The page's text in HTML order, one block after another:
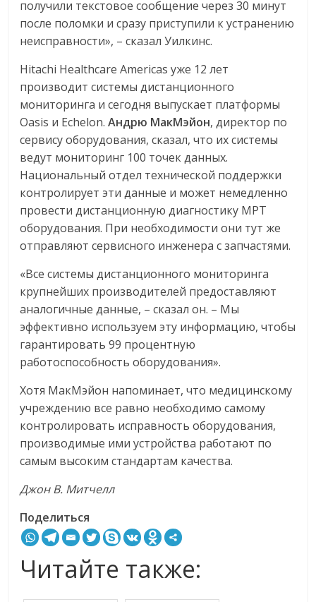
получили текстовое сообщение через 30 минут
после поломки и сразу приступили к устранению
неисправности», – сказал Уилкинс.
Hitachi Healthcare Americas уже 12 лет
производит системы дистанционного
мониторинга и сегодня выпускает платформы
Oasis и Echelon.Андрю МакМэйон, директор по
сервису оборудования, сказал, что их системы
ведут мониторинг 100 точек данных.
Национальный отдел технической поддержки
контролирует эти данные и может немедленно
провести дистанционную диагностику МРТ
оборудования. При необходимости они тут же
отправляют сервисного инженера с запчастями.
«Все системы дистанционного мониторинга
крупнейших производителей предоставляют
аналогичные данные, – сказал он. – Мы
эффективно используем эту информацию, чтобы
гарантировать 99 процентную
работоспособность оборудования».
Хотя МакМэйон напоминает, что медицинскому
учреждению все равно необходимо самому
контролировать исправность оборудования,
производимые ими устройства работают по
самым высоким стандартам качества.
Джон В. Митчелл
Поделиться
Читайте также: